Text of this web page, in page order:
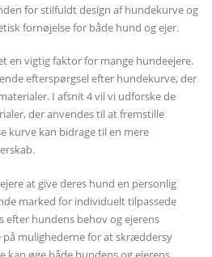
for stilfuldt design af hundekurve og
fornøjelse for både hund og ejer.
en vigtig faktor for mange hundeejere.
efterspørgsel efter hundekurve, der
I afsnit 4 vil vi udforske de
der anvendes til at fremstille
kurve kan bidrage til en mere
at give deres hund en personlig
marked for individuelt tilpassede
efter hundens behov og ejerens
på mulighederne for at skræddersy